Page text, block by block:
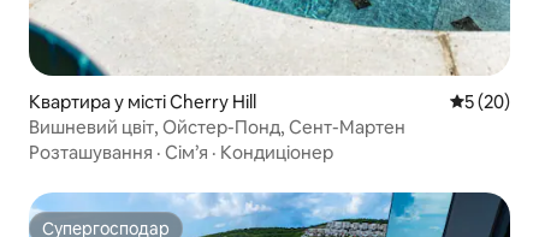
Квартира у місті Cherry Hill Середня
5 (20)
Вишневий цвіт, Ойстер-Понд, Сент-Мартен
Розташування · Сім’я · Кондиціонер
Супергосподар